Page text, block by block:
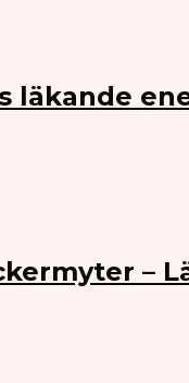
läkande
–